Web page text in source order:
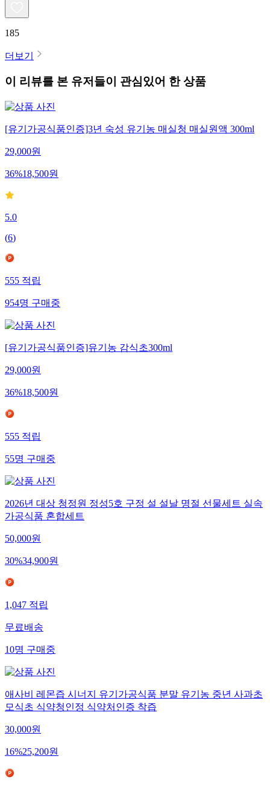
185
더보기
이 리뷰를 본 유저들이 관심있어 한 상품
[유기가공식품인증]3년 숙성 유기농 매실청 매실원액 300ml
29,000원
36%18,500원
5.0
(6)
555 적립
954명 구매중
[유기가공식품인증]유기농 감식초300ml
29,000원
36%18,500원
555 적립
55명 구매중
2026년 대상 청정원 정성5호 구정 설 설날 명절 선물세트 실속
가공식품 혼합세트
50,000원
30%34,900원
1,047 적립
무료배송
10명 구매중
애사비 레몬즙 시너지 유기가공식품 분말 유기농 중년 사과초
모식초 식약청인정 식약처인증 착즙
30,000원
16%25,200원